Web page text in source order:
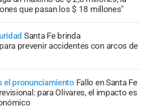
que pasan los $ 18 millones"
Santa Fe brinda
prevenir accidentes con arcos de
el pronunciamiento Fallo en Santa Fe
para Olivares, el impacto es